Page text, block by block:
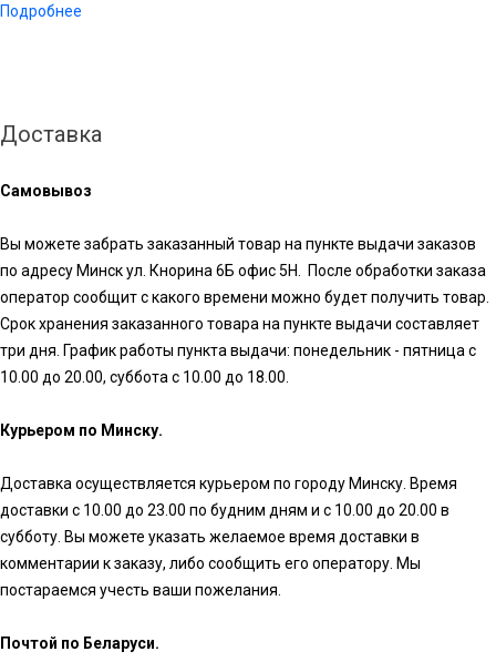
Подробнее
Доставка
Самовывоз
Вы можете забрать заказанный товар на пункте выдачи заказов
по адресу Минск ул. Кнорина 6Б офис 5Н. После обработки заказа
оператор сообщит с какого времени можно будет получить товар.
Срок хранения заказанного товара на пункте выдачи составляет
три дня. График работы пункта выдачи: понедельник - пятница с
10.00 до 20.00, суббота с 10.00 до 18.00.
Курьером по Минску.
Доставка осуществляется курьером по городу Минску. Время
доставки с 10.00 до 23.00 по будним дням и с 10.00 до 20.00 в
субботу. Вы можете указать желаемое время доставки в
комментарии к заказу, либо сообщить его оператору. Мы
постараемся учесть ваши пожелания.
Почтой по Беларуси.